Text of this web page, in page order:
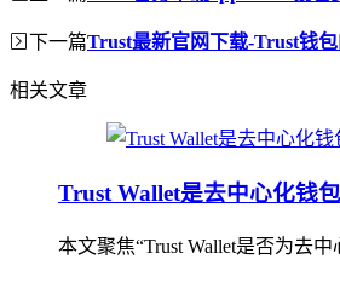
下一篇Trust最新官网下载-Trust钱
相关文章
Trust Wallet是去中心化钱
本文聚焦“Trust Wallet是否为去